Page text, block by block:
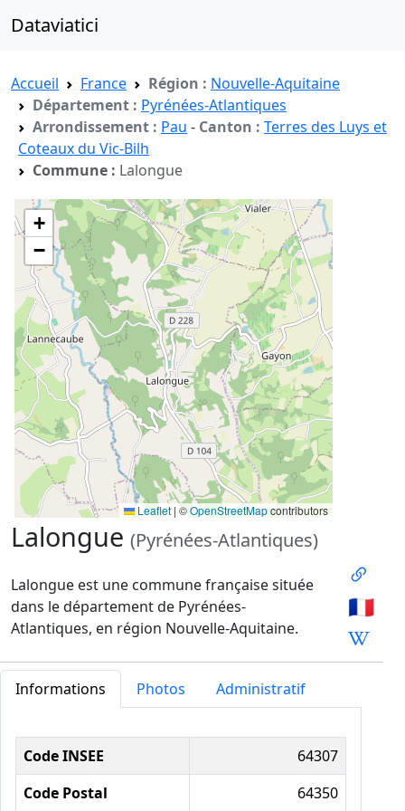
Dataviatici
Accueil France Région : Nouvelle-Aquitaine
Département : Pyrénées-Atlantiques
Arrondissement : Pau - Canton : Terres des Luys et
Coteaux du Vic-Bilh
Commune : Lalongue
+
−
Leaflet | ©OpenStreetMapcontributors
Lalongue (Pyrénées-Atlantiques)
Lalongue est une commune française située
dans le département de Pyrénées-
Atlantiques, en région Nouvelle-Aquitaine.
🇫🇷
Informations Photos Administratif
Informations administratives
Code INSEE
64307
Code Postal
64350